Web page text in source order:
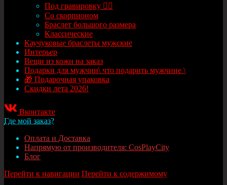
Под гравировку ✍🏻
Со скорпионом
Браслет большого размера
Классические
Каучуковые браслеты мужские
Интерьер
Вещи из кожи на заказ
Подарки для мужчин\ что подарить мужчине \
🎁 Подарочная упаковка
Скидки лета 2026!
Вконтакте
Где мой заказ?
Оплата и Доставка
Напрямую от производителя: CosPlayCity
Блог
Перейти к навигации Перейти к содержимому